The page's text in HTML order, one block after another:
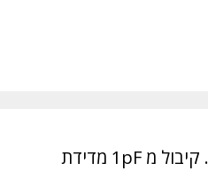
כל המדידות שחלמת… קיבול מ 1pF מדידת